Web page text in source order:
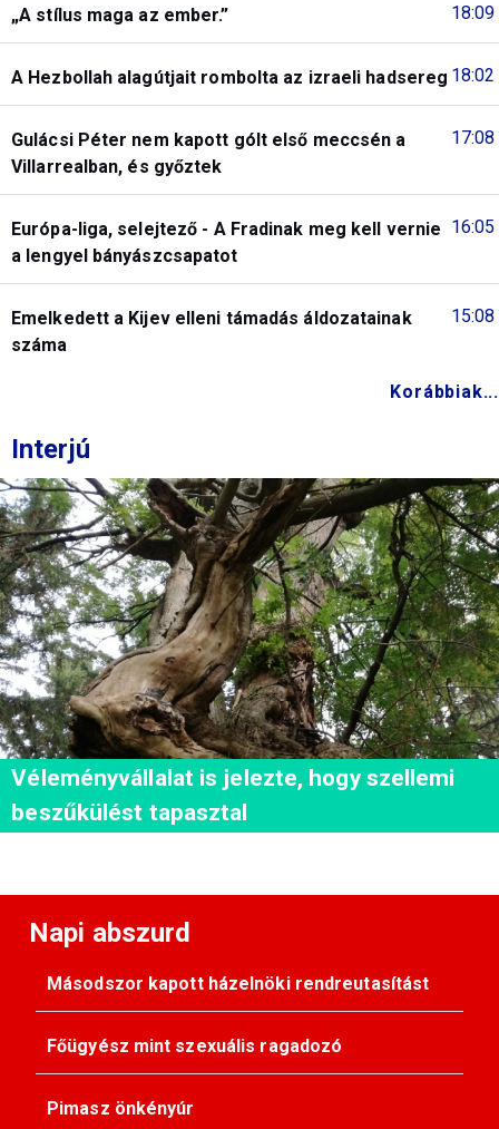
18:09
„A stílus maga az ember.”
18:02
A Hezbollah alagútjait rombolta az izraeli hadsereg
17:08
Gulácsi Péter nem kapott gólt első meccsén a
Villarrealban, és győztek
16:05
Európa-liga, selejtező - A Fradinak meg kell vernie
a lengyel bányászcsapatot
15:08
Emelkedett a Kijev elleni támadás áldozatainak
száma
Korábbiak...
Interjú
Véleményvállalat is jelezte, hogy szellemi
beszűkülést tapasztal
Napi abszurd
Másodszor kapott házelnöki rendreutasítást
Főügyész mint szexuális ragadozó
Pimasz önkényúr